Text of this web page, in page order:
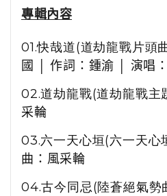
專輯內容
01.快哉道(道劫龍戰片頭
國 │ 作詞：鍾渝 │ 演唱
02.道劫龍戰(道劫龍戰
采輪
03.六一天心垣(六一天
曲：風采輪
04.古今同忌(陸蒼絕氣勢